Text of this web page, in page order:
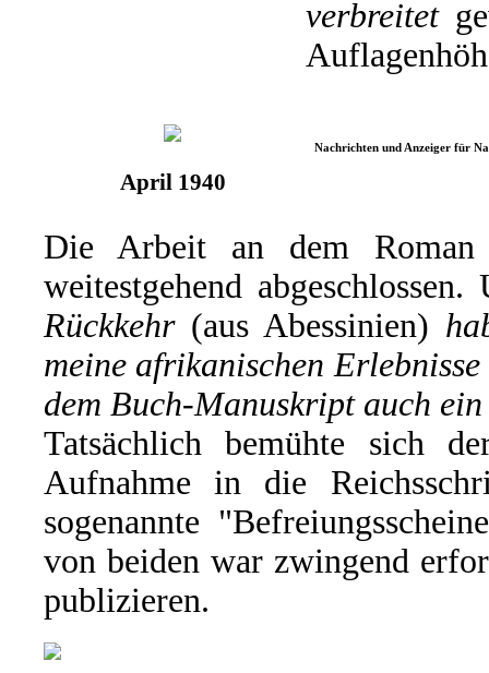
April 1940
verbreitet
Nachrichten und Anzeiger für
Die Arbeit an dem
weitestgehend
Rückkehr (aus Abessinien)
meine afrikanischen
dem Buch-Manuskript auch
Tatsächlich bemühte sich
Aufnahme in die
sogenannte
von beiden war zwingend
publizieren.